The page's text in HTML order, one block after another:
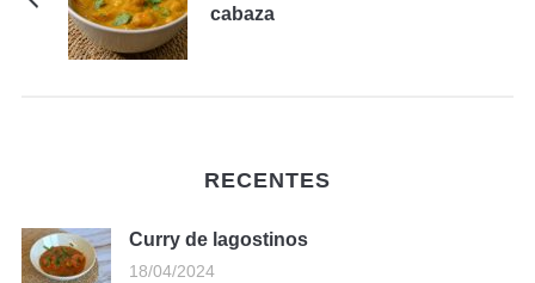
cabaza
RECENTES
Curry de lagostinos
18/04/2024